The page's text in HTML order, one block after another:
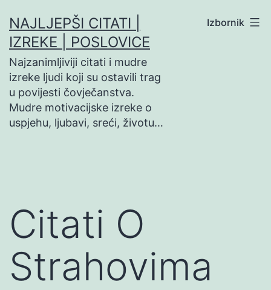
na
sadržaj
NAJLJEPŠI CITATI |
IZREKE | POSLOVICE
Najzanimljiviji citati i mudre
izreke ljudi koji su ostavili trag
u povijesti čovječanstva.
Mudre motivacijske izreke o
uspjehu, ljubavi, sreći, životu…
Izbornik
Citati O
Strahovima